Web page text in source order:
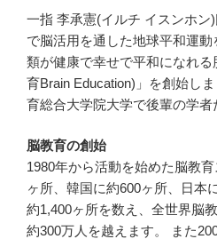
一指 李承憲(イルチ イスンホン
で脳活用を通した地球平和運
類が健康で幸せで平和になれ
育Brain Education)」を創始し
育総合大学院大学で後輩の学者
脳教育の創始
1980年から活動を始めた脳教
ヶ所、韓国に約600ヶ所、日本
約1,400ヶ所を数え、全世界脳
約300万人を越えます。 また